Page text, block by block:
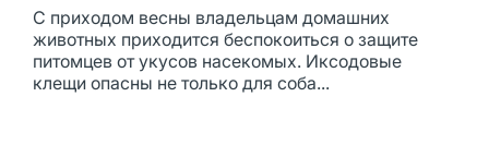
С приходом весны владельцам домашних
животных приходится беспокоиться о защите
питомцев от укусов насекомых. Иксодовые
клещи опасны не только для соба...